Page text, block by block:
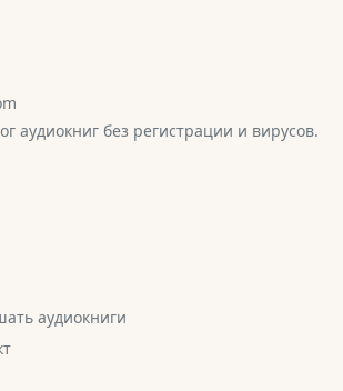
аудиокниг без регистрации и вирусов.
аудиокниги